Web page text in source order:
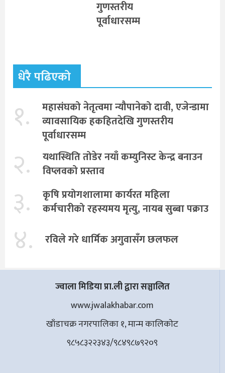
गुणस्तरीय
पूर्वाधारसम्म
धेरै पढिएको
१.
महासंघको नेतृत्वमा न्यौपानेको दावी, एजेन्डामा
व्यावसायिक हकहितदेखि गुणस्तरीय
पूर्वाधारसम्म
२.
यथास्थिति तोडेर नयाँ कम्युनिस्ट केन्द्र बनाउन
विप्लवको प्रस्ताव
३.
कृषि प्रयोगशालामा कार्यरत महिला
कर्मचारीको रहस्यमय मृत्यु, नायब सुब्बा पक्राउ
४. रविले गरे धार्मिक अगुवासँग छलफल
ज्वाला मिडिया प्रा.ली द्वारा सञ्चालित
www.jwalakhabar.com
खाँडाचक्र नगरपालिका १, मान्म कालिकाेट
९८५८३२२३४३/९८४९८७९२०९